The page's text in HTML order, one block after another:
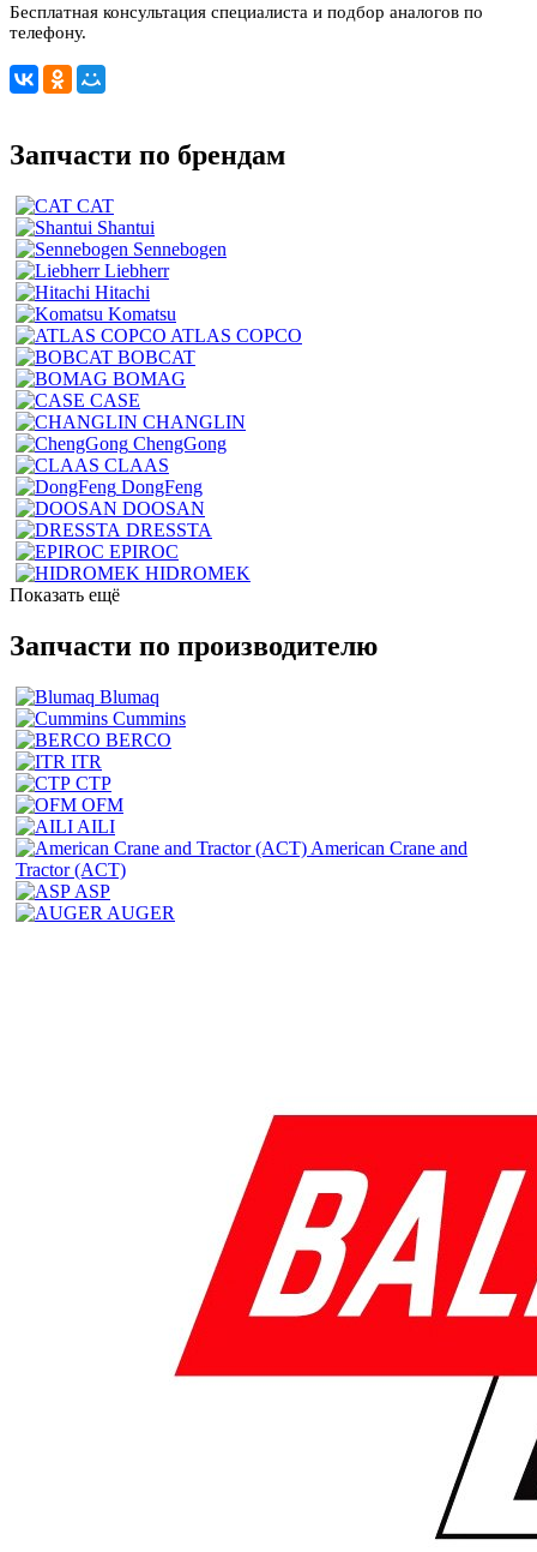
Бесплатная консультация специалиста и подбор аналогов по
телефону.
Запчасти по брендам
CAT
Shantui
Sennebogen
Liebherr
Hitachi
Komatsu
ATLAS COPCO
BOBCAT
BOMAG
CASE
CHANGLIN
ChengGong
CLAAS
DongFeng
DOOSAN
DRESSTA
EPIROC
HIDROMEK
Показать ещё
Запчасти по производителю
Blumaq
Cummins
BERCO
ITR
CTP
OFM
AILI
American Crane and
Tractor (ACT)
ASP
AUGER